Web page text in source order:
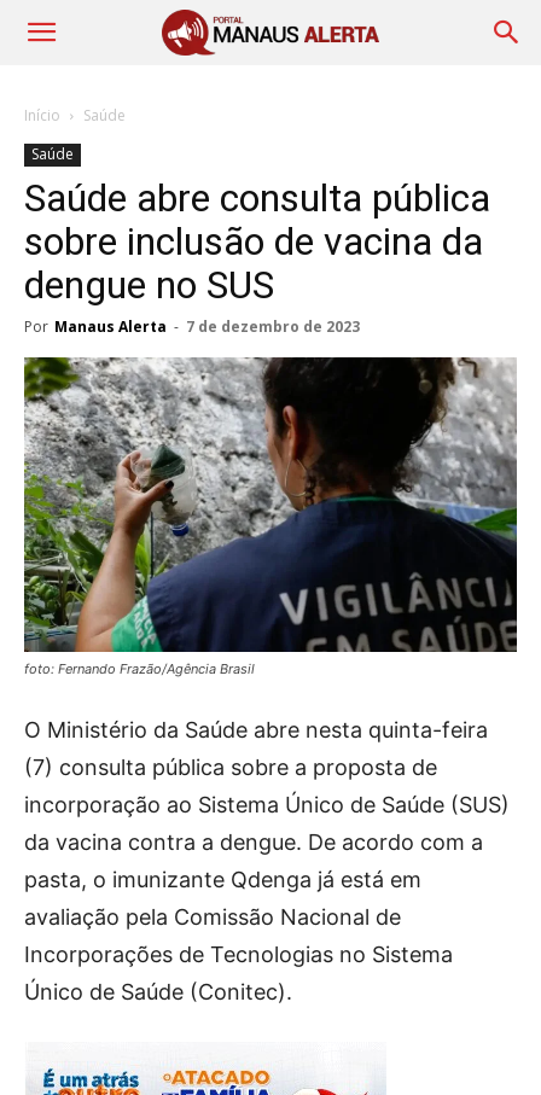
Início
Saúde
Saúde
Saúde abre consulta pública
sobre inclusão de vacina da
dengue no SUS
Por Manaus Alerta - 7 de dezembro de 2023
foto: Fernando Frazão/Agência Brasil
O Ministério da Saúde abre nesta quinta-feira
(7) consulta pública sobre a proposta de
incorporação ao Sistema Único de Saúde (SUS)
da vacina contra a dengue. De acordo com a
pasta, o imunizante Qdenga já está em
avaliação pela Comissão Nacional de
Incorporações de Tecnologias no Sistema
Único de Saúde (Conitec).